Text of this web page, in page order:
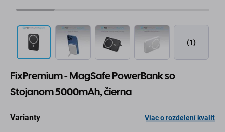
(1)
FixPremium - MagSafe PowerBank so
Stojanom 5000mAh, čierna
Varianty Viac o rozdelení kvalít